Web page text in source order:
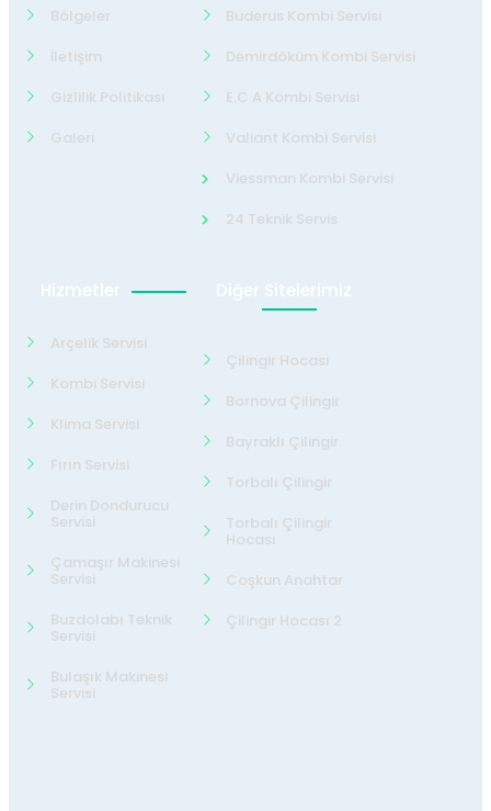
Bölgeler
İletişim
Gizlilik Politikası
Galeri
Buderus Kombi Servisi
Demirdöküm Kombi Servisi
E.C.A Kombi Servisi
Valiant Kombi Servisi
Viessman Kombi Servisi
24 Teknik Servis
Hizmetler
Arçelik Servisi
Kombi Servisi
Klima Servisi
Fırın Servisi
Derin Dondurucu
Servisi
Çamaşır Makinesi
Servisi
Buzdolabı Teknik
Servisi
Bulaşık Makinesi
Servisi
Diğer Sitelerimiz
Çilingir Hocası
Bornova Çilingir
Bayraklı Çilingir
Torbalı Çilingir
Torbalı Çilingir
Hocası
Coşkun Anahtar
Çilingir Hocası 2